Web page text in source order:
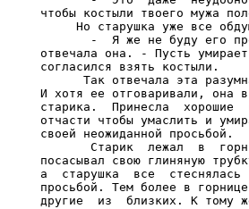
чтобы костыли твоего мужа
Но старушка уже все
-  Я же не буду его
отвечала она. - Пусть
согласился взять костыли.
Так отвечала эта
И хотя ее отговаривали, она
старика.  Принесла  хорошие
отчасти чтобы умаслить и
своей неожиданной просьбой.
Старик  лежал  в
посасывал свою глиняную
а  старушка  все
просьбой. Тем более в
другие  из  близких. К тому